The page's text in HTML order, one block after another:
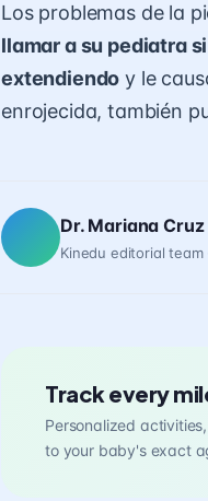
Los problemas de la
llamar a su pediatra
extendiendo y le
enrojecida, también
Dr. Mariana Cruz
Kinedu editorial team
Track every
Personalized
to your baby's exact